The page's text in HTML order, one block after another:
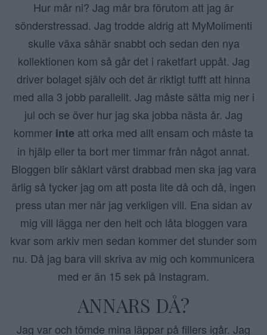
Hur mår ni? Jag mår bra förutom att jag är
sönderstressad. Jag trodde aldrig att MyMolimenti
skulle växa såhär snabbt och sedan den nya
kollektionen kom så går det i raketfart uppåt. Jag
driver bolaget själv och det är riktigt tufft att hinna
med alla 3 jobb parallellt. Jag måste sätta mig ner i
jul och se över hur jag ska jobba nästa år. Jag
kommer inte att orka med allt ensam och måste ta
in hjälp eller ta bort mer timmar från något annat.
Bloggen blir såklart värst drabbad men ska jag vara
ärlig så tycker jag om att posta lite då och då, ingen
press utan mer när jag verkligen vill. Ena sidan av
mig vill lägga ner den helt och låta bloggen vara
kvar som arkiv men sedan kommer det stunder som
nu. Då jag bara vill skriva av mig och kommunicera
med er än 15 sek på Instagram.
ANNARS DÅ?
Jag var och tömde mina läppar på fillers igår. Jag